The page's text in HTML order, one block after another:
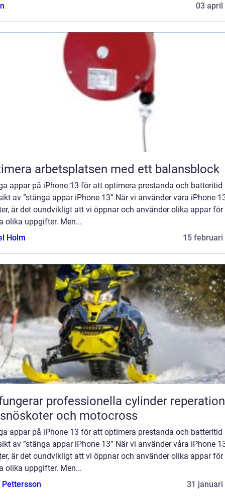
03 april
arbetsplatsen med ett balansblock
appar på iPhone 13 för att optimera prestanda och batteritid
av ”stänga appar iPhone 13” När vi använder våra iPhone
är det oundvikligt att vi öppnar och använder olika appar
olika uppgifter. Men...
Holm
15 februari
professionella cylinder
och motocross
appar på iPhone 13 för att optimera prestanda och batteritid
av ”stänga appar iPhone 13” När vi använder våra iPhone
är det oundvikligt att vi öppnar och använder olika appar
olika uppgifter. Men...
31 januari